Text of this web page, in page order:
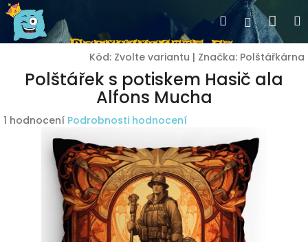
Přejít
na
obsah
Hledat
Kód: Zvolte variantu | Značka: Polštářkárna
Polštářek s potiskem Hasič ala
Alfons Mucha
Průměrné
1 hodnocení Podrobnosti hodnocení